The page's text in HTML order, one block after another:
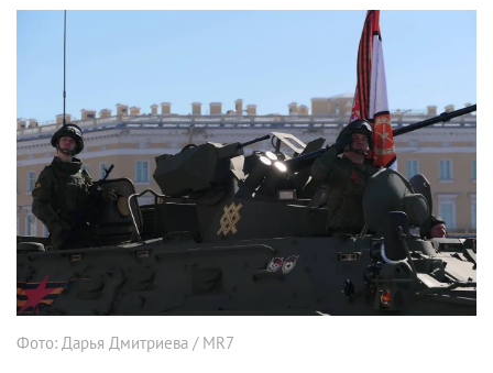
Фото: Дарья Дмитриева / MR7